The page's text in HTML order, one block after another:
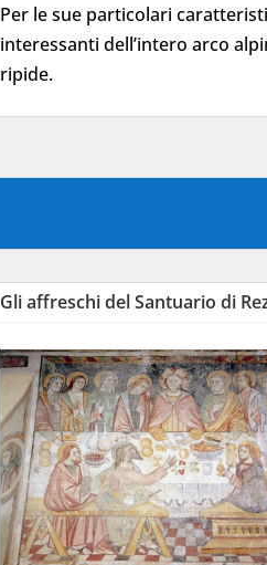
Per le sue particolari
interessanti dell’intero arco
ripide.
Gli affreschi del Santuario di